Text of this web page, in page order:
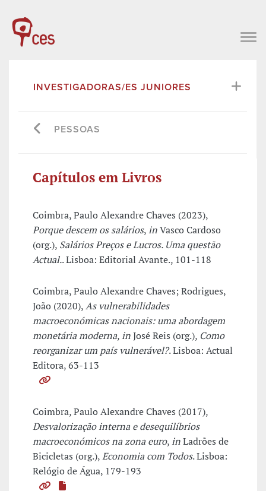
INVESTIGADORAS/ES JUNIORES
PESSOAS
Capítulos em Livros
Coimbra, Paulo Alexandre Chaves (2023),
Porque descem os salários,inVasco Cardoso
(org.), Salários Preços e Lucros. Uma questão
Actual.. Lisboa: Editorial Avante., 101-118
Coimbra, Paulo Alexandre Chaves; Rodrigues,
João (2020),As vulnerabilidades
macroeconómicas nacionais: uma abordagem
monetária moderna,inJosé Reis (org.), Como
reorganizar um país vulnerável?. Lisboa: Actual
Editora, 63-113
Coimbra, Paulo Alexandre Chaves (2017),
Desvalorização interna e desequilíbrios
macroeconómicos na zona euro,inLadrões de
Bicicletas (org.),Economia com Todos. Lisboa:
Relógio de Água, 179-193